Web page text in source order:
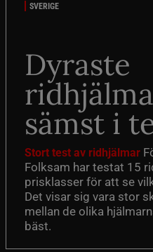
SVERIGE
Dyraste
sämst i
Stort test av ridhjälmar
Folksam har testat 15
prisklasser för att se
Det visar sig vara stor
mellan de olika
bäst.